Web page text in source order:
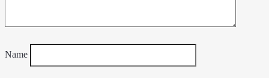
Name